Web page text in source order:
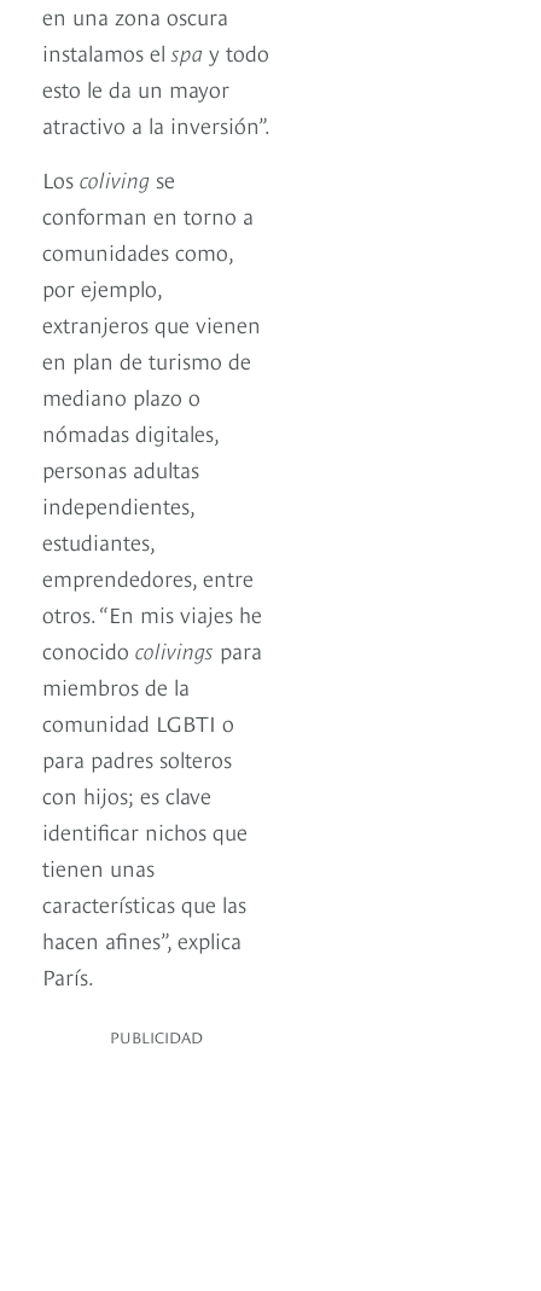
en una zona oscura
instalamos el spa y todo
esto le da un mayor
atractivo a la inversión”.
Los coliving se
conforman en torno a
comunidades como,
por ejemplo,
extranjeros que vienen
en plan de turismo de
mediano plazo o
nómadas digitales,
personas adultas
independientes,
estudiantes,
emprendedores, entre
otros. “En mis viajes he
conocido colivings para
miembros de la
comunidad LGBTI o
para padres solteros
con hijos; es clave
identificar nichos que
tienen unas
características que las
hacen afines”, explica
París.
PUBLICIDAD